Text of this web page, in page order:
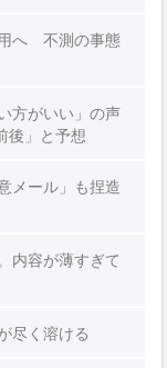
へ 不測の事態
方がいい」の声
後」と予想
メール」も捏造
内容が薄すぎて
尽く溶ける